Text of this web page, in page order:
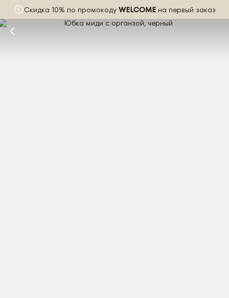
Скидка 10% по промокоду WELCOME на первый заказ